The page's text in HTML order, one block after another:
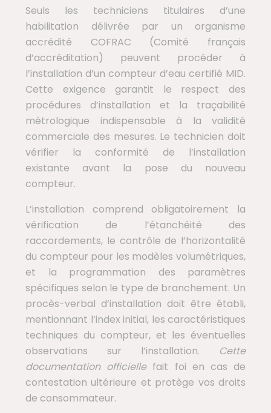
Seuls les techniciens titulaires d’une
habilitation délivrée par un organisme
accrédité COFRAC (Comité français
d’accréditation) peuvent procéder à
l’installation d’un compteur d’eau certifié MID.
Cette exigence garantit le respect des
procédures d’installation et la traçabilité
métrologique indispensable à la validité
commerciale des mesures. Le technicien doit
vérifier la conformité de l’installation
existante avant la pose du nouveau
compteur.
L’installation comprend obligatoirement la
vérification de l’étanchéité des
raccordements, le contrôle de l’horizontalité
du compteur pour les modèles volumétriques,
et la programmation des paramètres
spécifiques selon le type de branchement. Un
procès-verbal d’installation doit être établi,
mentionnant l’index initial, les caractéristiques
techniques du compteur, et les éventuelles
observations sur l’installation. Cette
documentation officielle fait foi en cas de
contestation ultérieure et protège vos droits
de consommateur.